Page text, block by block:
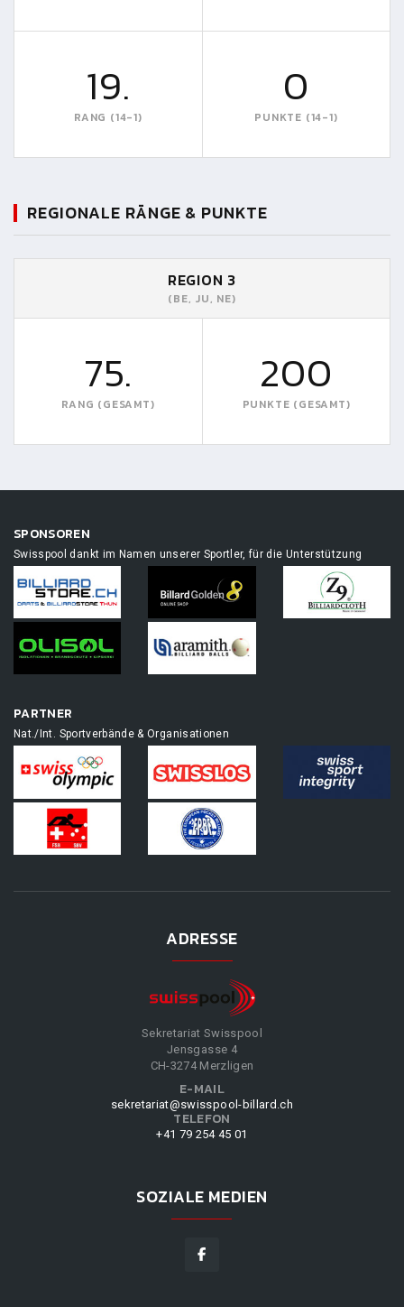
19.
RANG (14-1)
0
PUNKTE (14-1)
REGIONALE RÄNGE & PUNKTE
REGION 3
(BE, JU, NE)
75.
RANG (GESAMT)
200
PUNKTE (GESAMT)
SPONSOREN
Swisspool dankt im Namen unserer Sportler, für die Unterstützung
PARTNER
Nat./Int. Sportverbände & Organisationen
ADRESSE
Sekretariat Swisspool
Jensgasse 4
CH-3274 Merzligen
E-MAIL
sekretariat@swisspool-billard.ch
TELEFON
+41 79 254 45 01
SOZIALE MEDIEN